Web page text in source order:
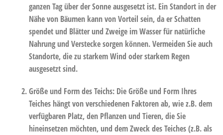
ganzen Tag über der Sonne ausgesetzt ist. Ein Standort in der
Nähe von Bäumen kann von Vorteil sein, da er Schatten
spendet und Blätter und Zweige im Wasser für natürliche
Nahrung und Verstecke sorgen können. Vermeiden Sie auch
Standorte, die zu starkem Wind oder starkem Regen
ausgesetzt sind.
Größe und Form des Teichs: Die Größe und Form Ihres
Teiches hängt von verschiedenen Faktoren ab, wie z.B. dem
verfügbaren Platz, den Pflanzen und Tieren, die Sie
hineinsetzen möchten, und dem Zweck des Teiches (z.B. als